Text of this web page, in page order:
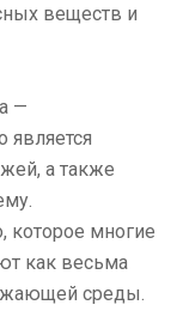
веществ и
—
является
а также
которое многие
как весьма
среды.